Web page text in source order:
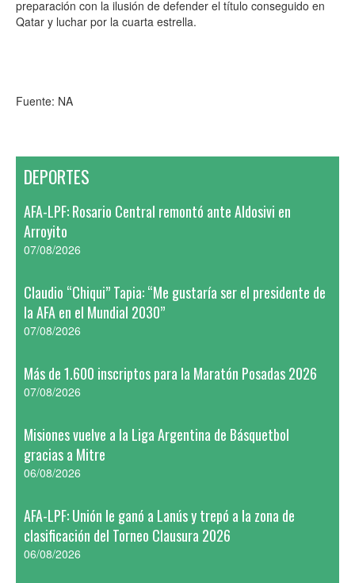
preparación con la ilusión de defender el título conseguido en
Qatar y luchar por la cuarta estrella.
Fuente: NA
DEPORTES
AFA-LPF: Rosario Central remontó ante Aldosivi en
Arroyito
07/08/2026
Claudio “Chiqui” Tapia: “Me gustaría ser el presidente de
la AFA en el Mundial 2030”
07/08/2026
Más de 1.600 inscriptos para la Maratón Posadas 2026
07/08/2026
Misiones vuelve a la Liga Argentina de Básquetbol
gracias a Mitre
06/08/2026
AFA-LPF: Unión le ganó a Lanús y trepó a la zona de
clasificación del Torneo Clausura 2026
06/08/2026